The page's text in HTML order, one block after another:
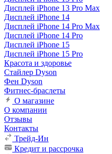
Дисплей iPhone 13 Pro Max
Дисплей iPhone 14
Дисплей iPhone 14 Pro Max
Дисплей iPhone 14 Pro
Дисплей iPhone 15
Дисплей iPhone 15 Pro
Красота и здоровье
Стайлер Dyson
Фен Dyson
Фитнес-браслеты
О магазине
О компании
Отзывы
Контакты
Трейд-Ин
Кредит и рассрочка